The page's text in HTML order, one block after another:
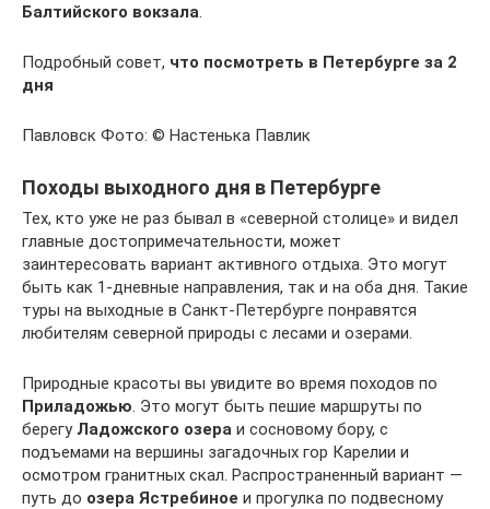
Балтийского вокзала.
Подробный совет, что посмотреть в Петербурге за 2
дня
Павловск Фото: © Настенька Павлик
Походы выходного дня в Петербурге
Тех, кто уже не раз бывал в «северной столице» и видел
главные достопримечательности, может
заинтересовать вариант активного отдыха. Это могут
быть как 1-дневные направления, так и на оба дня. Такие
туры на выходные в Санкт-Петербурге понравятся
любителям северной природы с лесами и озерами.
Природные красоты вы увидите во время походов по
Приладожью. Это могут быть пешие маршруты по
берегу Ладожского озера и сосновому бору, с
подъемами на вершины загадочных гор Карелии и
осмотром гранитных скал. Распространенный вариант —
путь до озера Ястребиное и прогулка по подвесному